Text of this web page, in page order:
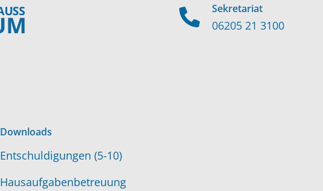
Sekretariat
06205 21 3100
Downloads
Entschuldigungen (5-10)
Hausaufgabenbetreuung